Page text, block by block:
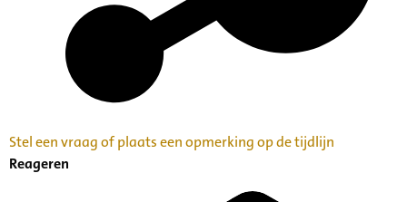
Stel een vraag of plaats een opmerking op de tijdlijn
Reageren